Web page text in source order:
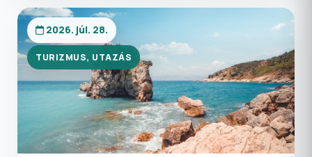
2026. júl. 28.
TURIZMUS, UTAZÁS